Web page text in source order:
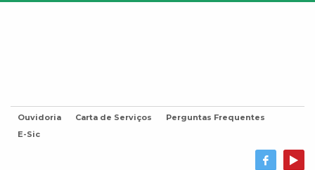
Ouvidoria Carta de Serviços
Perguntas Frequentes
E-Sic